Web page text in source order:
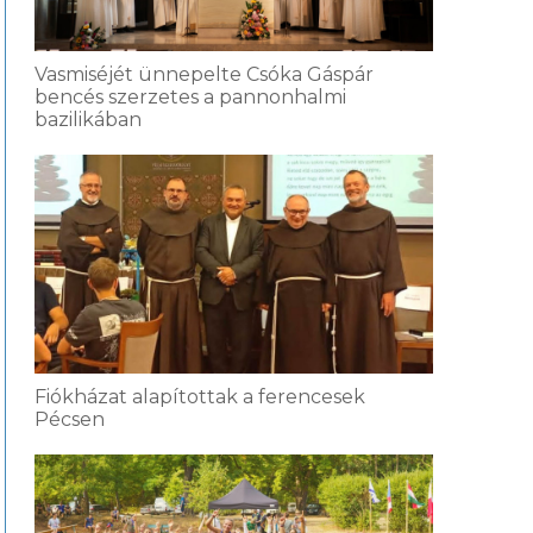
Vasmiséjét ünnepelte Csóka Gáspár
bencés szerzetes a pannonhalmi
bazilikában
Fiókházat alapítottak a ferencesek
Pécsen